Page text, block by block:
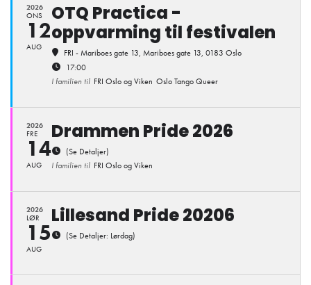
2026
ONS
12
AUG
OTQ Practica -
oppvarming til festivalen
FRI - Mariboes gate 13, Mariboes gate 13, 0183 Oslo
17:00
I familien til FRI Oslo og Viken Oslo Tango Queer
2026
FRE
14
AUG
Drammen Pride 2026
(Se Detaljer)
I familien til FRI Oslo og Viken
2026
LØR
15
AUG
Lillesand Pride 20206
(Se Detaljer: Lørdag)